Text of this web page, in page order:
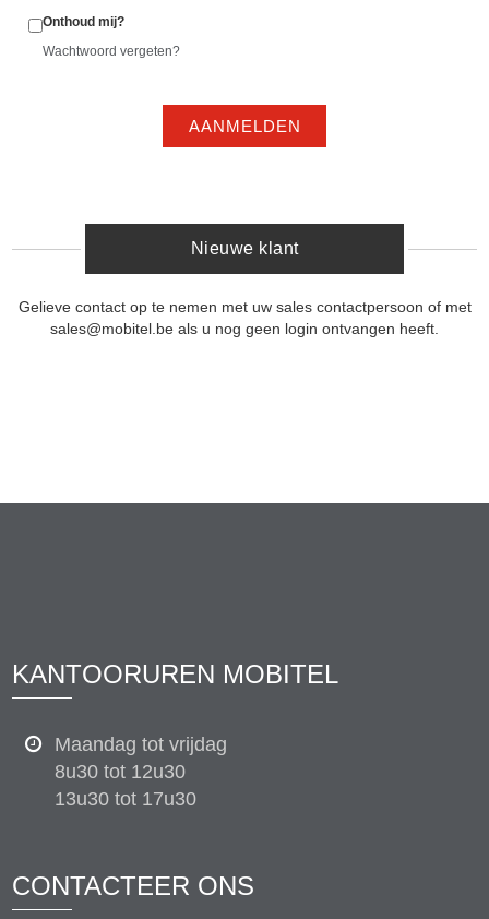
Onthoud mij?
Wachtwoord vergeten?
AANMELDEN
Nieuwe klant
Gelieve contact op te nemen met uw sales contactpersoon of met
sales@mobitel.be als u nog geen login ontvangen heeft.
KANTOORUREN MOBITEL
Maandag tot vrijdag
8u30 tot 12u30
13u30 tot 17u30
CONTACTEER ONS